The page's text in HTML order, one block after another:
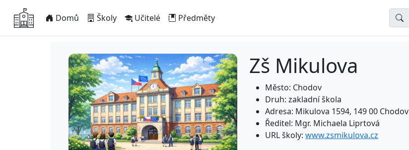
Domů Školy Učitelé Předměty
Zš Mikulova
Město: Chodov
Druh: zakladní škola
Adresa: Mikulova 1594, 149 00 Chodov
Ředitel: Mgr. Michaela Liprtová
URL školy: www.zsmikulova.cz